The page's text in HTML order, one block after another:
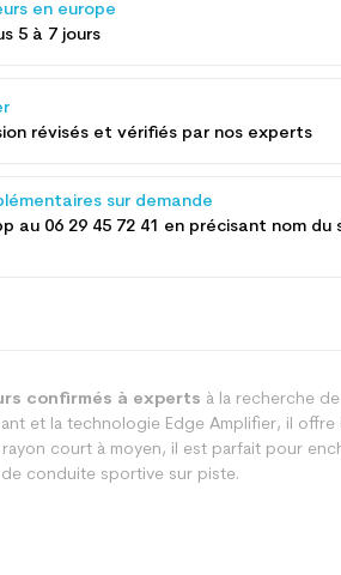
en europe
5 à 7 jours
révisés et vérifiés par nos experts
sur demande
au 06 29 45 72 41 en précisant nom du
confirmés à experts à la recherche
et la technologie Edge Amplifier, il offre
court à moyen, il est parfait pour
conduite sportive sur piste.